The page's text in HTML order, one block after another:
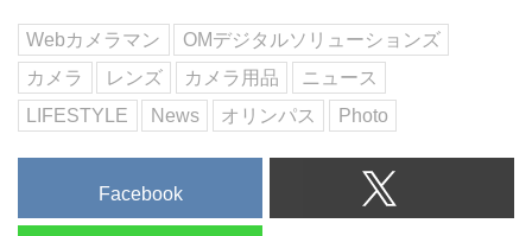
及...
Webカメラマン
OMデジタルソリューションズ
カメラ
レンズ カメラ用品
ニュース
LIFESTYLE
News オリンパス Photo
Facebook